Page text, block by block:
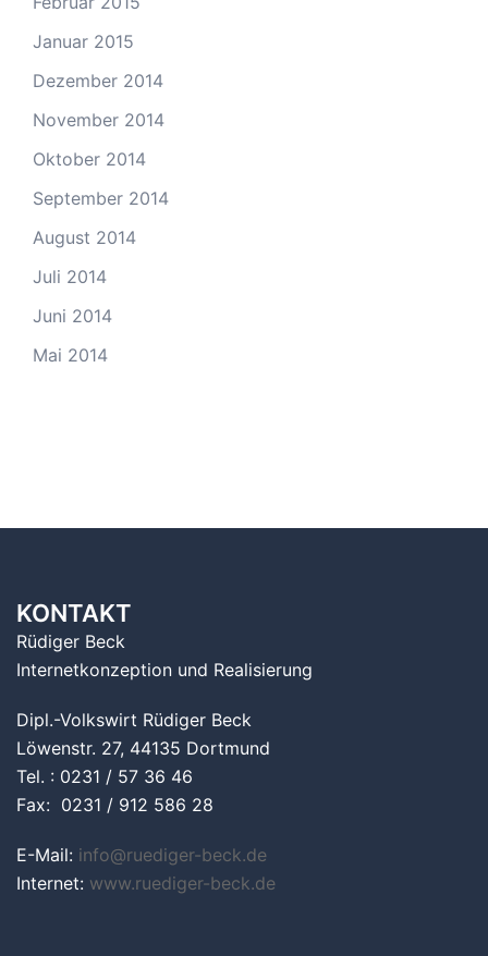
Januar 2015
Dezember 2014
November 2014
Oktober 2014
September 2014
August 2014
Juli 2014
Juni 2014
Mai 2014
KONTAKT
Rüdiger Beck
Internetkonzeption und Realisierung
Dipl.-Volkswirt Rüdiger Beck
Löwenstr. 27, 44135 Dortmund
Tel. : 0231 / 57 36 46
Fax: 0231 / 912 586 28
E-Mail: info@ruediger-beck.de
Internet: www.ruediger-beck.de